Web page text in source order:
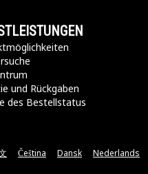
und Rückgaben
des Bestellstatus
Čeština Dansk Nederlands